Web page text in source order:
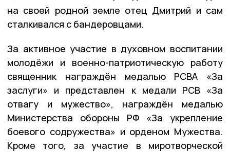
на своей родной земле отец Дмитрий и сам
сталкивался с бандеровцами.
За активное участие в духовном воспитании
молодёжи и военно-патриотическую работу
священник награждён медалью РСВА «За
заслуги» и представлен к медали РСВ «За
отвагу и мужество», награждён медалью
Министерства обороны РФ «За укрепление
боевого содружества» и орденом Мужества.
Кроме того, за участие в миротворческой